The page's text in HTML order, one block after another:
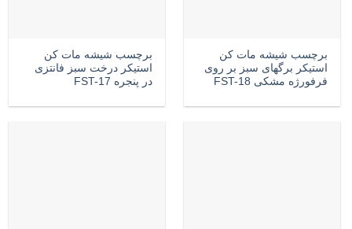
برچسب شیشه مات کن
استیکر برگهای سبز بر روی
فرفورژه مشکی FST-18
برچسب شیشه مات کن
استیکر درخت سبز فانتزی
در پنجره FST-17